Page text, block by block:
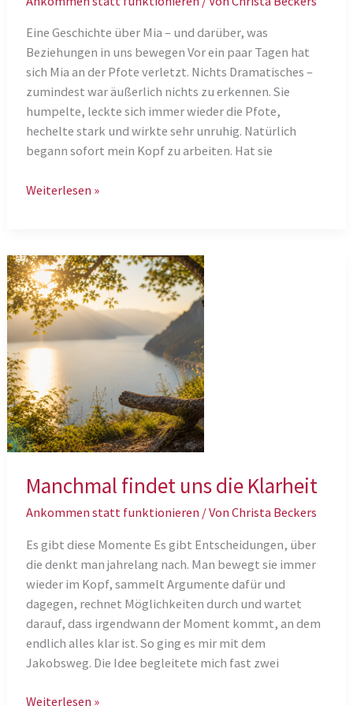
Eine Geschichte über Mia – und darüber, was
Beziehungen in uns bewegen Vor ein paar Tagen hat
sich Mia an der Pfote verletzt. Nichts Dramatisches –
zumindest war äußerlich nichts zu erkennen. Sie
humpelte, leckte sich immer wieder die Pfote,
hechelte stark und wirkte sehr unruhig. Natürlich
begann sofort mein Kopf zu arbeiten. Hat sie
Nähe
Lösungen
Weiterlesen »
Manchmal findet uns die Klarheit
Ankommen statt funktionieren / VonChrista Beckers
Es gibt diese Momente Es gibt Entscheidungen, über
die denkt man jahrelang nach. Man bewegt sie immer
wieder im Kopf, sammelt Argumente dafür und
dagegen, rechnet Möglichkeiten durch und wartet
darauf, dass irgendwann der Moment kommt, an dem
endlich alles klar ist. So ging es mir mit dem
Jakobsweg. Die Idee begleitete mich fast zwei
Manchmal
Weiterlesen »